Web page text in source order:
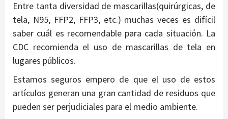
Entre tanta diversidad de mascarillas(quirúrgicas, de
tela, N95, FFP2, FFP3, etc.) muchas veces es difícil
saber cuál es recomendable para cada situación. La
CDC recomienda el uso de mascarillas de tela en
lugares públicos.
Estamos seguros empero de que el uso de estos
artículos generan una gran cantidad de residuos que
pueden ser perjudiciales para el medio ambiente.